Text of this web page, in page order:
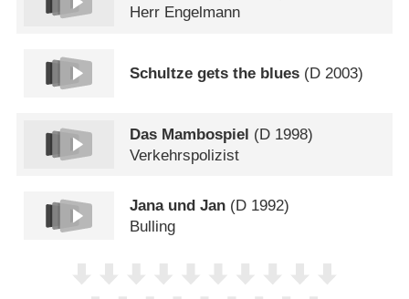
Herr Engelmann
Schultze gets the blues (D 2003)
Das Mambospiel (D 1998)
Verkehrspolizist
Jana und Jan (D 1992)
Bulling